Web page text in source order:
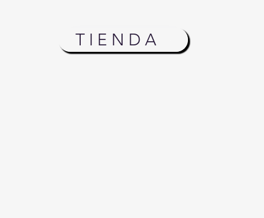
TIENDA